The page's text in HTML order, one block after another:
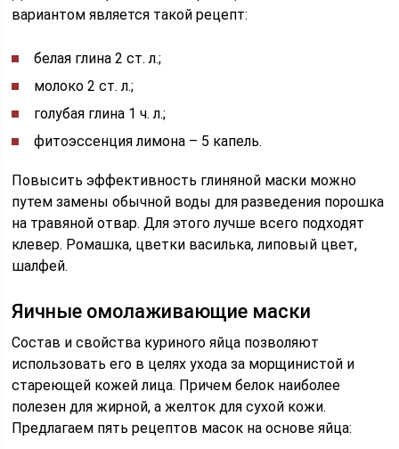
вариантом является такой рецепт:
белая глина 2 ст. л.;
молоко 2 ст. л.;
голубая глина 1 ч. л.;
фитоэссенция лимона – 5 капель.
Повысить эффективность глиняной маски можно
путем замены обычной воды для разведения порошка
на травяной отвар. Для этого лучше всего подходят
клевер. Ромашка, цветки василька, липовый цвет,
шалфей.
Яичные омолаживающие маски
Состав и свойства куриного яйца позволяют
использовать его в целях ухода за морщинистой и
стареющей кожей лица. Причем белок наиболее
полезен для жирной, а желток для сухой кожи.
Предлагаем пять рецептов масок на основе яйца: